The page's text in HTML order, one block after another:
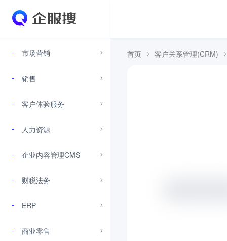
市场营销
销售
客户体验服务
人力资源
企业内容管理CMS
财税法务
ERP
商业零售
首页 客户关系管理(CRM)